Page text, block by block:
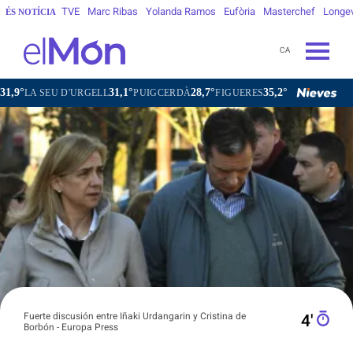
ÉS NOTÍCIA TVE Marc Ribas Yolanda Ramos Eufòria Masterchef
CA
31,1°PUIGCERDÀ28,7°FIGUERES35,2°GANDESA31,7°
Fuerte discusión entre Iñaki Urdangarin y Cristina de
Borbón - Europa Press
4′